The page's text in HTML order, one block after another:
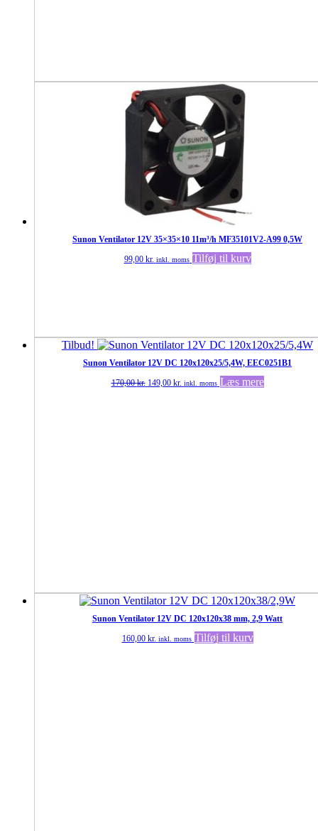
Sunon Ventilator 12V 35×35×10 11m³/h MF35101V2-A99 0,5W
99,00 kr. inkl. moms Tilføj til kurv
Tilbud!
Sunon Ventilator 12V DC 120x120x25/5,4W, EEC0251B1
170,00kr. Den
149,00 kr. Den
inkl. moms Læs mere
Sunon Ventilator 12V DC 120x120x38 mm, 2,9 Watt
160,00 kr. inkl. moms Tilføj til kurv